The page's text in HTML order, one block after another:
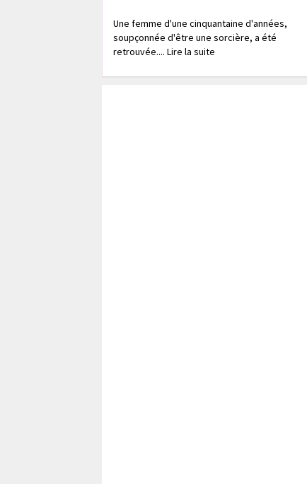
Une femme d'une cinquantaine d'années,
soupçonnée d'être une sorcière, a été
retrouvée.... Lire la suite